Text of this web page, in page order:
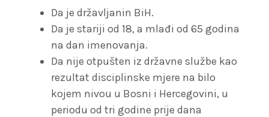
Da je državljanin BiH.
Da je stariji od 18, a mlađi od 65 godina
na dan imenovanja.
Da nije otpušten iz državne službe kao
rezultat disciplinske mjere na bilo
kojem nivou u Bosni i Hercegovini, u
periodu od tri godine prije dana